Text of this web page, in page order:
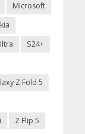
Microsoft
S24+
Z Fold 5
Z Flip 5